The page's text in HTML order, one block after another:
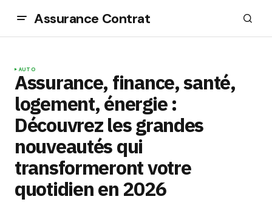
Assurance Contrat
AUTO
Assurance, finance, santé,
logement, énergie :
Découvrez les grandes
nouveautés qui
transformeront votre
quotidien en 2026